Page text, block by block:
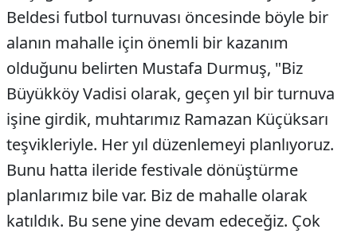
Beldesi futbol turnuvası öncesinde böyle bir
alanın mahalle için önemli bir kazanım
olduğunu belirten Mustafa Durmuş, "Biz
Büyükköy Vadisi olarak, geçen yıl bir turnuva
işine girdik, muhtarımız Ramazan Küçüksarı
teşvikleriyle. Her yıl düzenlemeyi planlıyoruz.
Bunu hatta ileride festivale dönüştürme
planlarımız bile var. Biz de mahalle olarak
katıldık. Bu sene yine devam edeceğiz. Çok